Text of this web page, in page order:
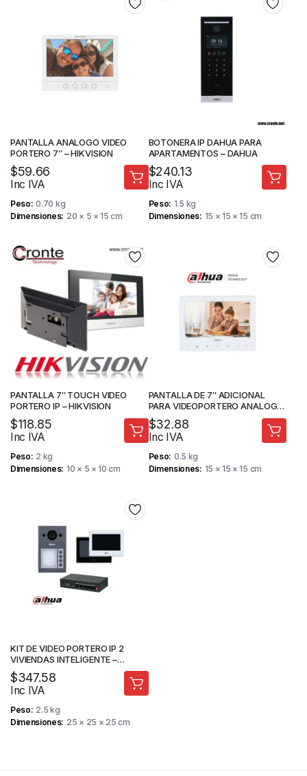
PANTALLA ANALOGO VIDEO
PORTERO 7″ – HIKVISION
$59.66
Inc IVA
Peso 0.70 kg
Dimensiones 20 × 5 × 15 cm
BOTONERA IP DAHUA PARA
APARTAMENTOS – DAHUA
$240.13
Inc IVA
Peso 1.5 kg
Dimensiones 15 × 15 × 15 cm
PANTALLA 7″ TOUCH VIDEO
PORTERO IP – HIKVISION
$118.85
Inc IVA
Peso 2 kg
Dimensiones 10 × 5 × 10 cm
PANTALLA DE 7″ ADICIONAL
PARA VIDEOPORTERO ANALOGO
– DAHUA
$32.88
Inc IVA
Peso 0.5 kg
Dimensiones 15 × 15 × 15 cm
KIT DE VIDEO PORTERO IP 2
VIVIENDAS INTELIGENTE –
DAHUA
$347.58
Inc IVA
Peso 2.5 kg
Dimensiones 25 × 25 × 25 cm